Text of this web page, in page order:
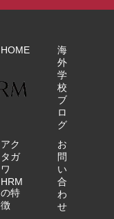
HOME
アク
タガ
ワ
HRM
の特
徴
海
外
学
校
ブ
ロ
グ
お
問
い
合
わ
せ